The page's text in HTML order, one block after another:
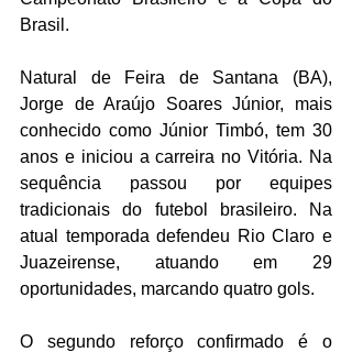
Brasil.
Natural de Feira de Santana (BA),
Jorge de Araújo Soares Júnior, mais
conhecido como Júnior Timbó, tem 30
anos e iniciou a carreira no Vitória. Na
sequência passou por equipes
tradicionais do futebol brasileiro. Na
atual temporada defendeu Rio Claro e
Juazeirense, atuando em 29
oportunidades, marcando quatro gols.
O segundo reforço confirmado é o